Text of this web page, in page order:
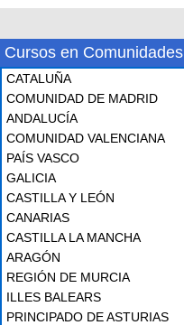
Cursos en Comunidades
CATALUÑA
COMUNIDAD DE MADRID
ANDALUCÍA
COMUNIDAD VALENCIANA
PAÍS VASCO
GALICIA
CASTILLA Y LEÓN
CANARIAS
CASTILLA LA MANCHA
ARAGÓN
REGIÓN DE MURCIA
ILLES BALEARS
PRINCIPADO DE ASTURIAS